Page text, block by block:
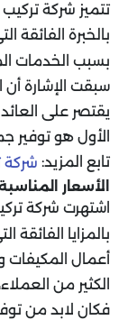
تتميز شركة
بالخبرة الفائقة
بسبب الخدمات
سبقت الإشارة
يقتصر على
الأول هو توفير
تابع المزيد:
الأسعار
اشتهرت شركة
بالمزايا الفائقة
أعمال المكيفات
الكثير من
فكان لابد من